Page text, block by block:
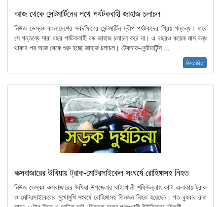
আজ থেকে সেন্টমার্টিনের পথে পর্যটকবাহী জাহাজ চলাচল
নিউজ ডেস্কঃ বাংলাদেশের সর্বদক্ষিণের সেন্টমার্টিন দ্বীপ পর্যটকদের প্রিয় গন্তব্য। তবে
সে গন্তব্যে সারা বছর পর্যটকবাহী বড় জাহাজ চলাচল করে না। এ বছরও কয়েক মাস বন্ধ
থাকার পর আজ থেকে শুরু হচ্ছে জাহাজ চলাচল। টেকনাফ-সেন্টমার্টিন্স ...
বিস্তারিত
কক্সবাজারের উখিয়ায় ট্রাক-মোটরসাইকেল সংঘর্ষে রোহিঙ্গাসহ নিহত
নিউজ ডেস্কঃ কক্সবাজারের উখিয়া উপজেলার থাইংখালী শফিউল্লাহ কাটা এলাকায় ট্রাক
ও মোটরসাইকেলের মুখোমুখি সংঘর্ষে রোহিঙ্গাসহ তিনজন নিহত হয়েছেন। গত বুধবার রাত